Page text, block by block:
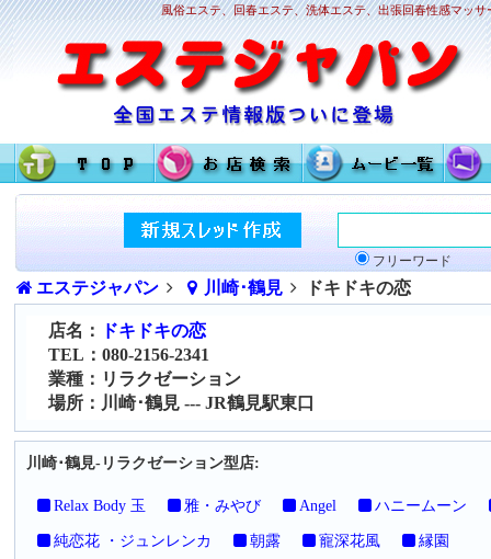
風俗エステ、回春エステ、洗体エステ、出張回春性感マッ
フリーワード
エステジャパン 川崎･鶴見 ドキドキの恋
店名：
ドキドキの恋
TEL：080-2156-2341
業種：リラクゼーション
場所：川崎･鶴見 --- JR鶴見駅東口
川崎･鶴見-リラクゼーション型店:
Relax Body 玉 雅・みやび Angel ハニームーン
純恋花 ・ジュンレンカ 朝露 寵深花風 縁園